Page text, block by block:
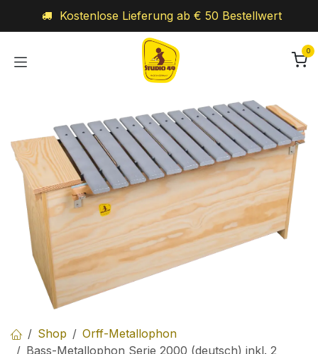
Kostenlose Lieferung ab € 50 Bestellwert
0
Shop
Orff-Metallophon
Bass-Metallophon Serie 2000 (deutsch) inkl. 2